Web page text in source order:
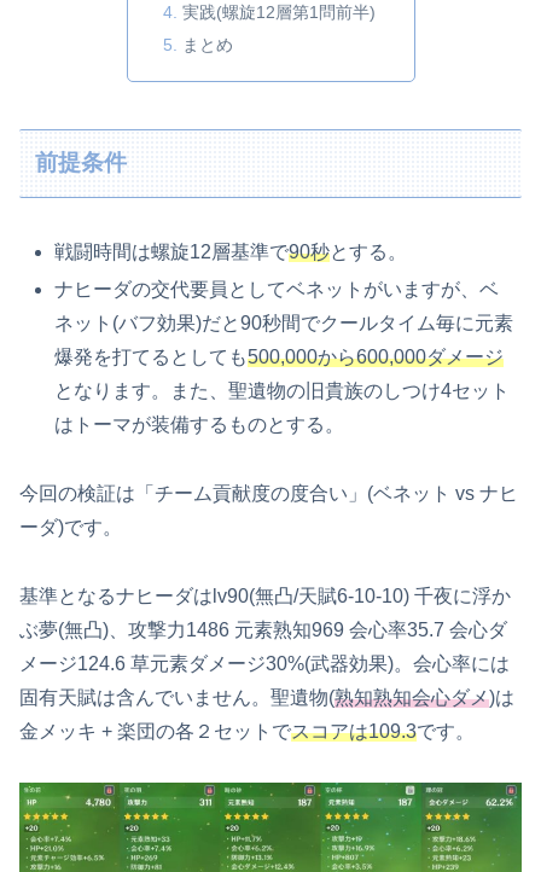
実践(螺旋12層第1問前半)
まとめ
前提条件
戦闘時間は螺旋12層基準で90秒とする。
ナヒーダの交代要員としてベネットがいますが、ベ
ネット(バフ効果)だと90秒間でクールタイム毎に元素
爆発を打てるとしても500,000から600,000ダメージ
となります。また、聖遺物の旧貴族のしつけ4セット
はトーマが装備するものとする。
今回の検証は「チーム貢献度の度合い」(ベネット vs ナヒ
ーダ)です。
基準となるナヒーダはlv90(無凸/天賦6-10-10) 千夜に浮か
ぶ夢(無凸)、攻撃力1486 元素熟知969 会心率35.7 会心ダ
メージ124.6 草元素ダメージ30%(武器効果)。会心率には
固有天賦は含んでいません。聖遺物(熟知熟知会心ダメ)は
金メッキ + 楽団の各２セットでスコアは109.3です。